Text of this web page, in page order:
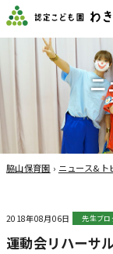
ニ
脇山保育園 › ニュース&ト
2018年08月06日 先生ブロ
運動会リハーサ